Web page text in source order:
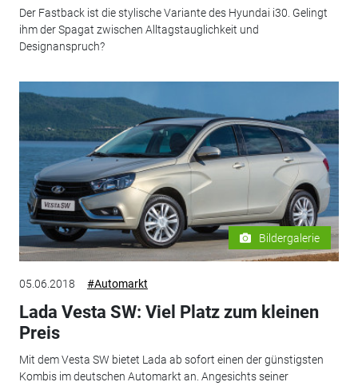
Der Fastback ist die stylische Variante des Hyundai i30. Gelingt
ihm der Spagat zwischen Alltagstauglichkeit und
Designanspruch?
Bildergalerie
05.06.2018 #Automarkt
Lada Vesta SW: Viel Platz zum kleinen
Preis
Mit dem Vesta SW bietet Lada ab sofort einen der günstigsten
Kombis im deutschen Automarkt an. Angesichts seiner